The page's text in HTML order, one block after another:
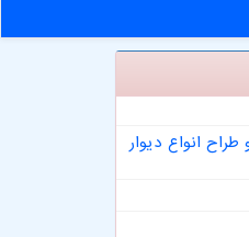
انواع دیوار